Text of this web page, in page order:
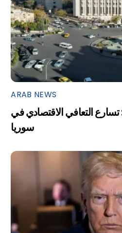
ARAB NEWS
التعافي الاقتصادي في
سوريا